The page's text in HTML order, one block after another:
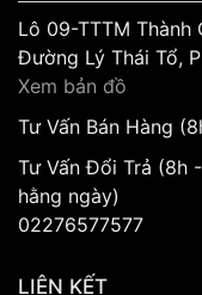
Lô 09-TTTM Thành
Đường Lý Thái Tổ,
Xem bản đồ
Tư Vấn Bán Hàng
Tư Vấn Đổi Trả (8h
hằng ngày)
02276577577
LIÊN KẾT